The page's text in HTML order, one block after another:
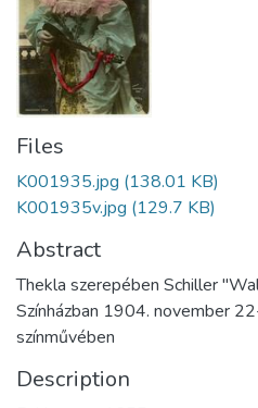
Files
K001935.jpg (138.01 KB)
K001935v.jpg (129.7 KB)
Abstract
Thekla szerepében Schiller
Színházban 1904. november
színművében
Description